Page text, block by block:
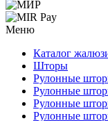
Меню
Каталог
Шторы
Рулонные
Рулонные
Рулонные
Рулонные